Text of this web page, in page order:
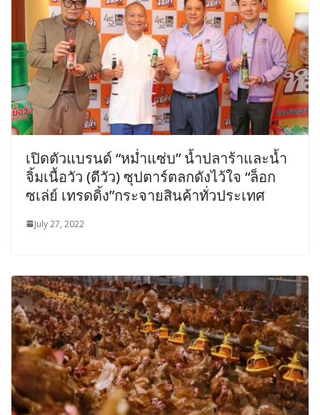
เปิดตัวแบรนด์ “หม่ำแซ่บ” น้ำปลาร้าและน้ำ
จิ้มเนื้อวัว (ดีวัว) ซุปตาร์ตลกดังไว้ใจ “ล็อก
ซเล่ย์ เทรดดิ้ง”กระจายสินค้าทั่วประเทศ
July 27, 2022